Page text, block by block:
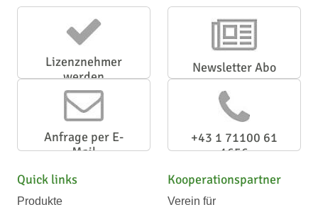
Lizenznehmer
werden
Newsletter Abo
Anfrage per E-
Mail
+43 1 71100 61
1656
Quick links
Produkte
Kooperationspartner
Verein für